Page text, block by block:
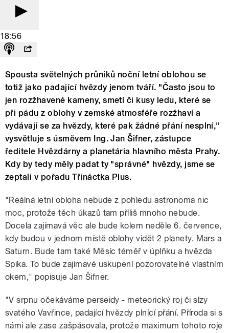
18:56
Spousta světelných průniků noční letní oblohou se
totiž jako padající hvězdy jenom tváří. "Často jsou to
jen rozžhavené kameny, smetí či kusy ledu, které se
při pádu z oblohy v zemské atmosféře rozžhaví a
vydávají se za hvězdy, které pak žádné přání nesplní,"
vysvětluje s úsměvem Ing. Jan Šifner, zástupce
ředitele Hvězdárny a planetária hlavního města Prahy.
Kdy by tedy měly padat ty "správné" hvězdy, jsme se
zeptali v pořadu Třináctka Plus.
"Reálná letní obloha nebude z pohledu astronoma nic
moc, protože těch úkazů tam příliš mnoho nebude.
Docela zajímavá věc ale bude kolem neděle 6. července,
kdy budou v jednom místě oblohy vidět 2 planety. Mars a
Saturn. Bude tam také Měsíc téměř v úplňku a hvězda
Spika. To bude zajímavé uskupení pozorovatelné vlastním
okem," popisuje Jan Šifner.
"V srpnu očekáváme perseidy - meteorický roj či slzy
svatého Vavřince, padající hvězdy plnící přání. Příroda si s
námi ale zase zašpásovala, protože maximum tohoto roje